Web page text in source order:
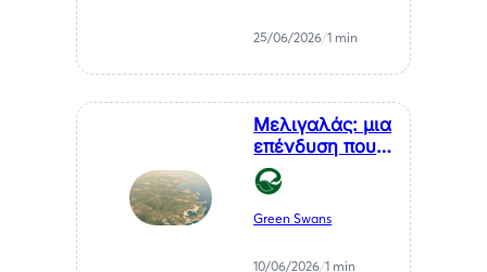
της Χιλής στη
Θεσσαλονίκη, κ.
Αθανάσιου
25/06/2026/1 min
Μελιγαλάς: μια
επένδυση που
μετατρέπει ένα
χρόνιο
πρόβλημα της
Μεσσηνίας σε
Green Swans
10/06/2026/1 min